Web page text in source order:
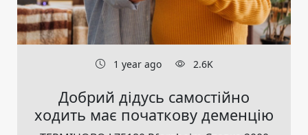
1 year ago 2.6K
Добрий дідусь самостійно
ходить має початкову деменцію